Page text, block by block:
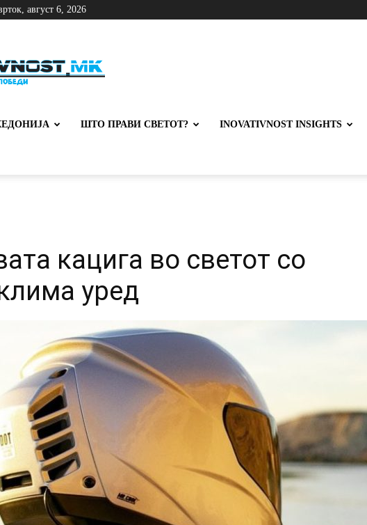
август 6, 2026
ШТО ПРАВИ СВЕТОТ? INOVATIVNOST INSIGHTS
кацига во светот со
уред